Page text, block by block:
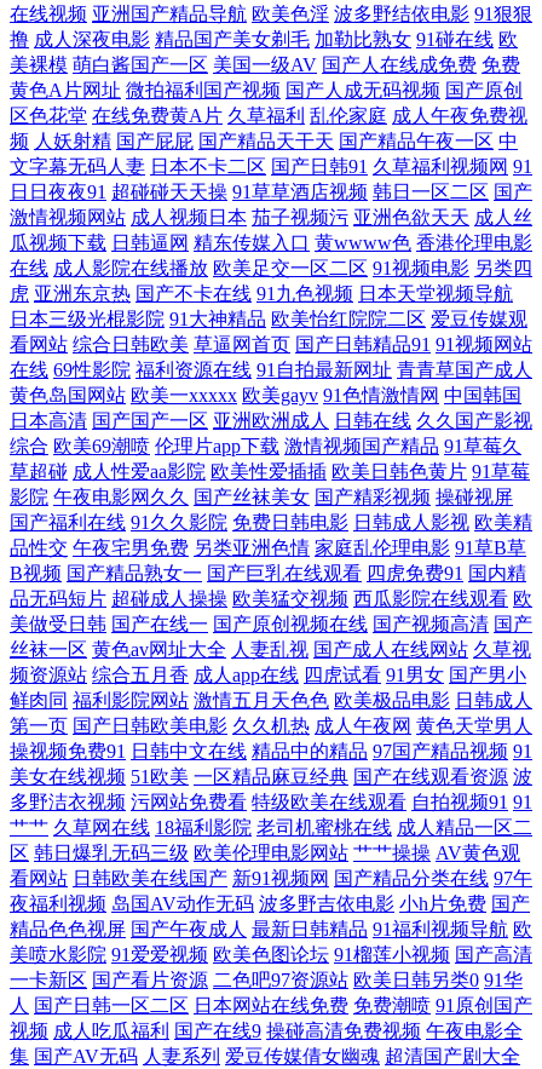
韩不卡视 高清电影bt下载 天天艹艹 国产日韩高清制服一区 亚洲欧美另类
性爱 九一精品视频网站 在线天堂资源WWW在线污 欧美成人日韩精品 畅
享优质阅读体验 日韩精品不卡 国产清纯美 亚洲美女激情视频 精品国产自
产在线观看 在线观看免费完整电视剧大全 欧美国产日韩第三页 电影迅雷
下载电影天堂 天堂中文官网在线 国产老女人一区二区A片 亚洲欧美性爱
视频观看 精品视频高 在线看片韩 免费大片 厕所偷拍影音先锋 日韩在线视
频点击观看 国产交换一区二区三区 香蕉网视频频道 国内成人在线AⅤ 亚
洲专区精品在线观看 久久精品观看 80s电影网在线播放 欧美性爱一卡2卡
爱丫爱丫影院电影网 日韩另类福利影院 国产精品网红主播美女 亚洲v欧美
中日韩 黄色网网址 在线一区免费视频播放 女同网站 91网页在线版 欧洲aⅴ
综合一区 成人乱码一 日韩在线免费观看视频 国产福利草草 无人视频免费
观看免费直播 激情五月开心婷婷深爱 自偷自拍 欧美阿v高 97国产看片免
费人成 日韩A三级 观看午夜天堂 我的小后妈韩剧 国产香蕉在线视频 一级
片人妖 理论片电影网 91福利社入口 欧美性交免费网站 成a人v在线观看视
频 上网从这里开始 国产精品一卡在线 亚瑟在线视频 乱子伦一 91久久久一
区 欧美综合精 超碰91干干 日韩精品影片 国产三线电影大全 亚洲欧美日韩
更新在线 久草福利 中文字幕亚洲一区 日本午夜福 东北老女人乱子伦 婷影
院 国产在线中 亚洲在线高清视频 美国十次了 91资源在线视频 日本免费一
在线视频 亚洲国产精品导航 欧美色淫 波多野结依电影 91狠狠
撸 成人深夜电影 精品国产美女剃毛 加勒比熟女 91碰在线 欧
美裸模 萌白酱国产一区 美国一级AV 国产人在线成免费 免费
黄色A片网址 微拍福利国产视频 国产人成无码视频 国产原创
区色花堂 在线免费黄A片 久草福利 乱伦家庭 成人午夜免费视
频 人妖射精 国产屁屁 国产精品天干天 国产精品午夜一区 中
文字幕无码人妻 日本不卡二区 国产日韩91 久草福利视频网 91
日日夜夜91 超碰碰天天操 91草草酒店视频 韩日一区二区 国产
激情视频网站 成人视频日本 茄子视频污 亚洲色欲天天 成人丝
瓜视频下载 日韩逼网 精东传媒入口 黄wwww色 香港伦理电影
在线 成人影院在线播放 欧美足交一区二区 91视频电影 另类四
虎 亚洲东京热 国产不卡在线 91九色视频 日本天堂视频导航
日本三级光棍影院 91大神精品 欧美怡红院院二区 爱豆传媒观
看网站 综合日韩欧美 草逼网首页 国产日韩精品91 91视频网站
在线 69性影院 福利资源在线 91自拍最新网址 青青草国产成人
黄色岛国网站 欧美一xxxxx 欧美gayv 91色情激情网 中国韩国
日本高清 国产国产一区 亚洲欧洲成人 日韩在线 久久国产影视
综合 欧美69潮喷 伦理片app下载 激情视频国产精品 91草莓久
草超碰 成人性爱aa影院 欧美性爱插插 欧美日韩色黄片 91草莓
影院 午夜电影网久久 国产丝袜美女 国产精彩视频 操碰视屏
国产福利在线 91久久影院 免费日韩电影 日韩成人影视 欧美精
品性交 午夜宅男免费 另类亚洲色情 家庭乱伦理电影 91草B草
B视频 国产精品熟女一 国产巨乳在线观看 四虎免费91 国内精
品无码短片 超碰成人操操 欧美猛交视频 西瓜影院在线观看 欧
美做受日韩 国产在线一 国产原创视频在线 国产视频高清 国产
丝袜一区 黄色av网址大全 人妻乱视 国产成人在线网站 久草视
频资源站 综合五月香 成人app在线 四虎试看 91男女 国产男小
鲜肉同 福利影院网站 激情五月天色色 欧美极品电影 日韩成人
第一页 国产日韩欧美电影 久久机热 成人午夜网 黄色天堂男人
操视频免费91 日韩中文在线 精品中的精品 97国产精品视频 91
美女在线视频 51欧美 一区精品麻豆经典 国产在线观看资源 波
多野洁衣视频 污网站免费看 特级欧美在线观看 自拍视频91 91
艹艹 久草网在线 18福利影院 老司机蜜桃在线 成人精品一区二
区 韩日爆乳无码三级 欧美伦理电影网站 艹艹操操 AV黄色观
看网站 日韩欧美在线国产 新91视频网 国产精品分类在线 97午
夜福利视频 岛国AV动作无码 波多野吉依电影 小h片免费 国产
精品色色视屏 国产午夜成人 最新日韩精品 91福利视频导航 欧
美喷水影院 91爱爱视频 欧美色图论坛 91榴莲小视频 国产高清
一卡新区 国产看片资源 二色吧97资源站 欧美日韩另类0 91华
人 国产日韩一区二区 日本网站在线免费 免费潮喷 91原创国产
视频 成人吃瓜福利 国产在线9 操碰高清免费视频 午夜电影全
集 国产AV无码 人妻系列 爱豆传媒倩女幽魂 超清国产剧大全